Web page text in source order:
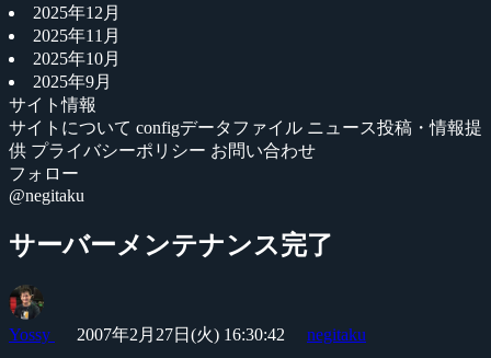
2025年12月
2025年11月
2025年10月
2025年9月
サイト情報
サイトについて configデータファイル ニュース投稿・情報提
供 プライバシーポリシー お問い合わせ
フォロー
@negitaku
サーバーメンテナンス完了
Yossy 2007年2月27日(火) 16:30:42 negitaku